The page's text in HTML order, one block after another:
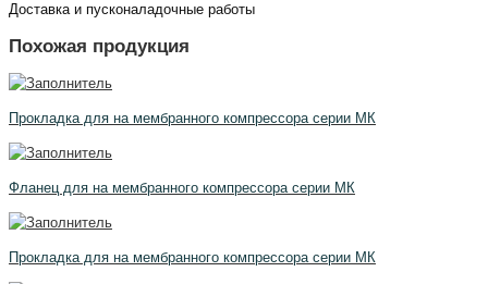
Доставка и пусконаладочные работы
Похожая продукция
Прокладка для на мембранного компрессора серии МК
Фланец для на мембранного компрессора серии МК
Прокладка для на мембранного компрессора серии МК